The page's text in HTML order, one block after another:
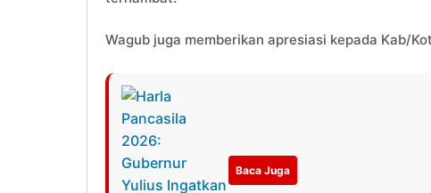
Wagub juga memberikan apresiasi kepada Kab/
Baca Juga